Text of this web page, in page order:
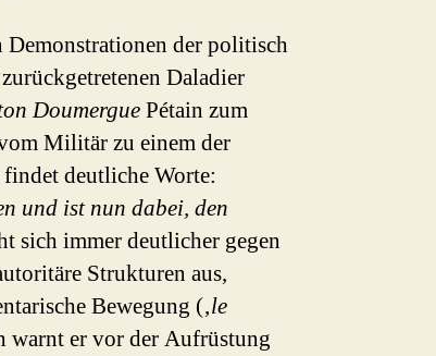
Demonstrationen der politisch
Daladier
DoumerguePétain zum
Militär zu einem der
deutliche Worte:
und ist nun dabei, den
sich immer deutlicher gegen
Strukturen aus,
Bewegung (‚le
warnt er vor der Aufrüstung